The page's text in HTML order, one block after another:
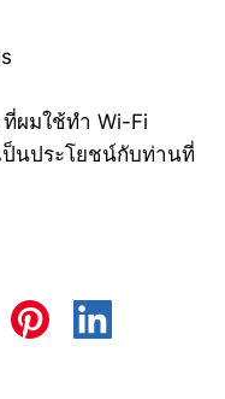
ผมใช้ทำ Wi-Fi
ป็นประโยชน์กับท่านที่